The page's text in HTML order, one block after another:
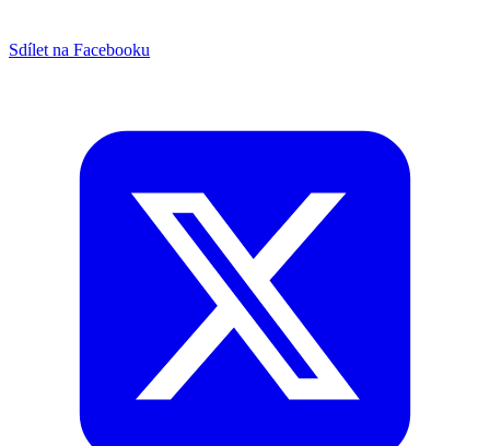
Sdílet na Facebooku